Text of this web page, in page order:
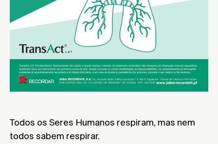
Todos os Seres Humanos respiram, mas nem
todos sabem respirar.